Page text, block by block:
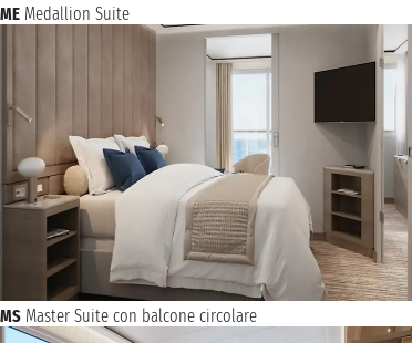
ME Medallion Suite
MS Master Suite con balcone circolare